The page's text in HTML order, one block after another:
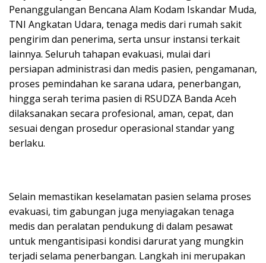
Penanggulangan Bencana Alam Kodam Iskandar Muda,
TNI Angkatan Udara, tenaga medis dari rumah sakit
pengirim dan penerima, serta unsur instansi terkait
lainnya. Seluruh tahapan evakuasi, mulai dari
persiapan administrasi dan medis pasien, pengamanan,
proses pemindahan ke sarana udara, penerbangan,
hingga serah terima pasien di RSUDZA Banda Aceh
dilaksanakan secara profesional, aman, cepat, dan
sesuai dengan prosedur operasional standar yang
berlaku.
Selain memastikan keselamatan pasien selama proses
evakuasi, tim gabungan juga menyiagakan tenaga
medis dan peralatan pendukung di dalam pesawat
untuk mengantisipasi kondisi darurat yang mungkin
terjadi selama penerbangan. Langkah ini merupakan